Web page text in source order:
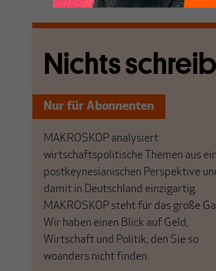
Nichts
Nur für Abonnenten
MAKROSKOP analysiert
wirtschaftspolitische Themen aus
postkeynesianischen Perspektive
damit in Deutschland einzigartig.
MAKROSKOP steht für das große
Wir haben einen Blick auf Geld,
Wirtschaft und Politik, den Sie so
woanders nicht finden.